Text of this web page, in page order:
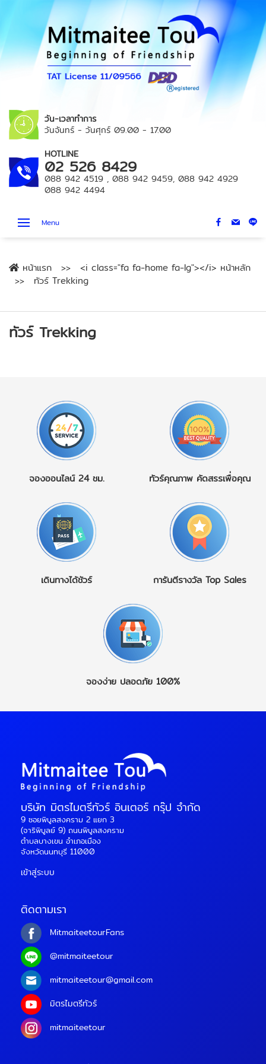
วัน-เวลาทำการ
วันจันทร์ - วันศุกร์ 09.00 - 17.00
HOTLINE
02 526 8429
088 942 4519 , 088 942 9459, 088 942 4929
088 942 4494
Menu
หน้าแรก
<i class="fa fa-home fa-lg"></i> หน้าหลัก
ทัวร์ Trekking
ทัวร์ Trekking
จองออนไลน์ 24 ชม. ทัวร์คุณภาพ คัดสรรเพื่อคุณ
เดินทางได้ชัวร์ การันตีรางวัล Top Sales
จองง่าย ปลอดภัย 100%
บริษัท มิตรไมตรีทัวร์ อินเตอร์ กรุ๊ป จำกัด
9 ซอยพิบูลสงคราม 2 แยก 3
(จาริพิบูลย์ 9) ถนนพิบูลสงคราม
ตำบลบางเขน อำเภอเมือง
จังหวัดนนทบุรี 11000
เข้าสู่ระบบ
ติดตามเรา
MitmaiteetourFans
@mitmaiteetour
mitmaiteetour@gmail.com
มิตรไมตรีทัวร์
mitmaiteetour